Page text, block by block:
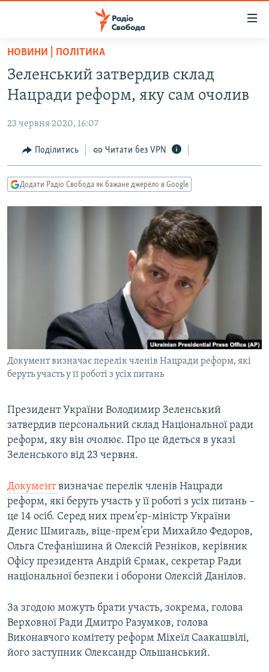
Перейти
основного
матеріалу
Перейти
до
навігації
Перейти
до
СТАТТІ
ПОЛІТИКА
ЕКОНОМІКА
КУЛЬТУРА
ВІЙНА
РОСІЙСЬКА «ФІЛЬТРАЦІЯ»
КРИМ.РЕАЛІЇ
СПЕЦПРОЄКТИ
ПОДКАСТИ
КРИМ РЕАЛІЇ
УКР
КТАТ
Усі сайти RFE/RL
НОВИНИ | ПОЛІТИКА
Зеленський затвердив склад
Нацради реформ, яку сам очолив
23 червня 2020, 16:07
Поділитись Читати без VPN
Додати Радіо Свобода як бажане джерело в Google
Документ визначає перелік членів Нацради реформ, які
беруть участь у її роботі з усіх питань
Президент України Володимир Зеленський
затвердив персональний склад Національної ради
реформ, яку він очолює. Про це йдеться в указі
Зеленського від 23 червня.
Документвизначає перелік членів Нацради
реформ, які беруть участь у її роботі з усіх питань –
це 14 осіб. Серед них прем’єр-міністр України
Денис Шмигаль, віце-прем’єри Михайло Федоров,
Ольга Стефанішина й Олексій Резніков, керівник
Офісу президента Андрій Єрмак, секретар Ради
національної безпеки і оборони Олексій Данілов.
За згодою можуть брати участь, зокрема, голова
Верховної Ради Дмитро Разумков, голова
Виконавчого комітету реформ Міхеїл Саакашвілі,
його заступник Олександр Ольшанський.